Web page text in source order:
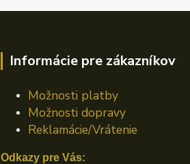
Informácie pre zákazníkov
Možnosti platby
Možnosti dopravy
Reklamácie/Vrátenie
Odkazy pre Vás: